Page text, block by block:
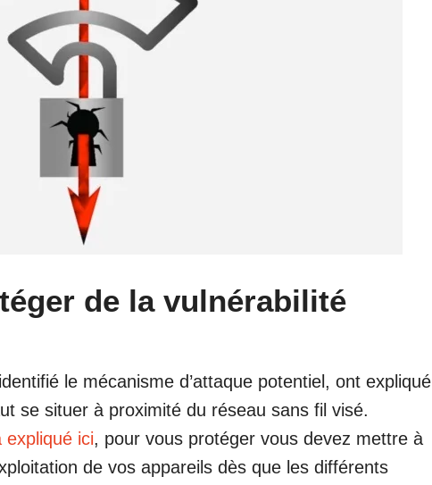
de la vulnérabilité
le mécanisme d’attaque potentiel, ont expliqué
se situer à proximité du réseau sans fil visé.
expliqué ici, pour vous protéger vous devez mettre à
de vos appareils dès que les différents